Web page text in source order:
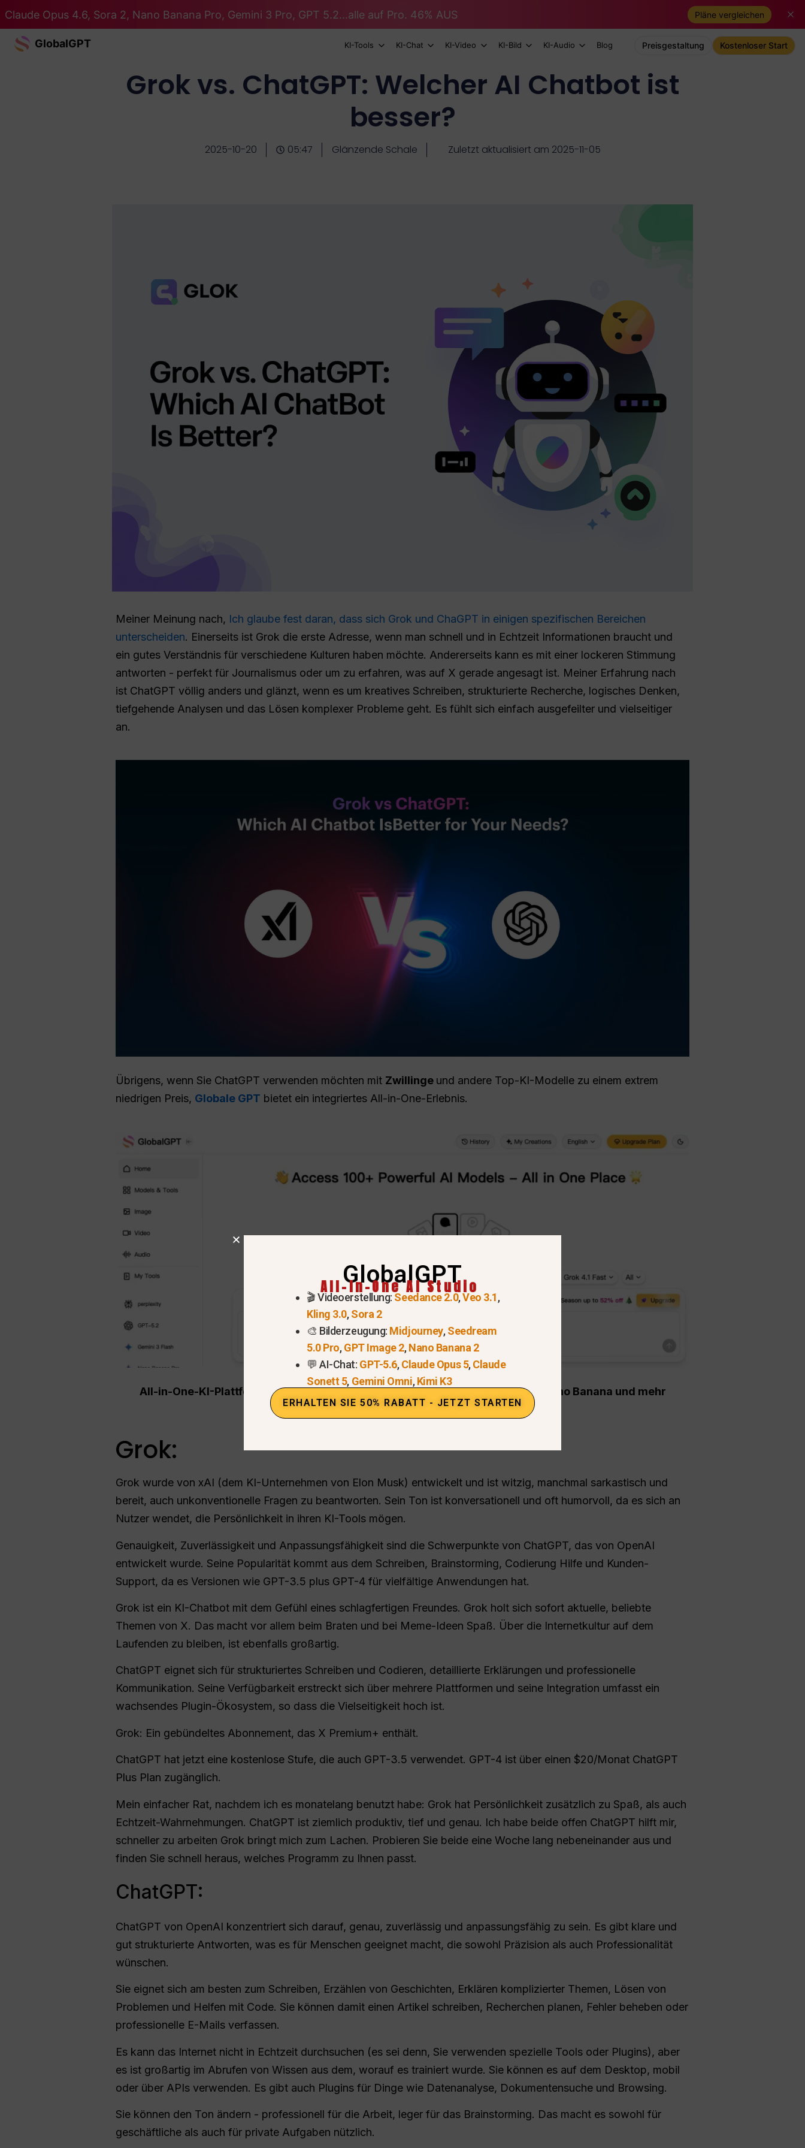
Claude Opus 4.6, Sora 2, Nano Banana Pro, Gemini 3 Pro, GPT 5.2...alle auf Pro. 46% AUS Pläne vergleichen
GlobalGPT KI-Tools KI-Chat KI-Video KI-Bild KI-Audio Blog Preisgestaltung Kostenloser Start
Grok vs. ChatGPT: Welcher AI Chatbot ist
besser?
2025-10-20 05:47 Glänzende Schale Zuletzt aktualisiert am 2025-11-05
Meiner Meinung nach, Ich glaube fest daran, dass sich Grok und ChaGPT in einigen spezifischen Bereichen
unterscheiden. Einerseits ist Grok die erste Adresse, wenn man schnell und in Echtzeit Informationen braucht und
ein gutes Verständnis für verschiedene Kulturen haben möchte. Andererseits kann es mit einer lockeren Stimmung
antworten - perfekt für Journalismus oder um zu erfahren, was auf X gerade angesagt ist. Meiner Erfahrung nach
ist ChatGPT völlig anders und glänzt, wenn es um kreatives Schreiben, strukturierte Recherche, logisches Denken,
tiefgehende Analysen und das Lösen komplexer Probleme geht. Es fühlt sich einfach ausgefeilter und vielseitiger
an.
Übrigens, wenn Sie ChatGPT verwenden möchten mit Zwillinge und andere Top-KI-Modelle zu einem extrem
niedrigen Preis, Globale GPT bietet ein integriertes All-in-One-Erlebnis.
All-in-One-KI-Plattform für Schreiben, Bild- und Videoerstellung mit GPT-5, Nano Banana und mehr
Testen Sie 100+ AI-Modelle auf Global GPT
Grok:
Grok wurde von xAI (dem KI-Unternehmen von Elon Musk) entwickelt und ist witzig, manchmal sarkastisch und
bereit, auch unkonventionelle Fragen zu beantworten. Sein Ton ist konversationell und oft humorvoll, da es sich an
Nutzer wendet, die Persönlichkeit in ihren KI-Tools mögen.
Genauigkeit, Zuverlässigkeit und Anpassungsfähigkeit sind die Schwerpunkte von ChatGPT, das von OpenAI
entwickelt wurde. Seine Popularität kommt aus dem Schreiben, Brainstorming, Codierung Hilfe und Kunden-
Support, da es Versionen wie GPT-3.5 plus GPT-4 für vielfältige Anwendungen hat.
Grok ist ein KI-Chatbot mit dem Gefühl eines schlagfertigen Freundes. Grok holt sich sofort aktuelle, beliebte
Themen von X. Das macht vor allem beim Braten und bei Meme-Ideen Spaß. Über die Internetkultur auf dem
Laufenden zu bleiben, ist ebenfalls großartig.
ChatGPT eignet sich für strukturiertes Schreiben und Codieren, detaillierte Erklärungen und professionelle
Kommunikation. Seine Verfügbarkeit erstreckt sich über mehrere Plattformen und seine Integration umfasst ein
wachsendes Plugin-Ökosystem, so dass die Vielseitigkeit hoch ist.
Grok: Ein gebündeltes Abonnement, das X Premium+ enthält.
ChatGPT hat jetzt eine kostenlose Stufe, die auch GPT-3.5 verwendet. GPT-4 ist über einen $20/Monat ChatGPT
Plus Plan zugänglich.
Mein einfacher Rat, nachdem ich es monatelang benutzt habe: Grok hat Persönlichkeit zusätzlich zu Spaß, als auch
Echtzeit-Wahrnehmungen. ChatGPT ist ziemlich produktiv, tief und genau. Ich habe beide offen ChatGPT hilft mir,
schneller zu arbeiten Grok bringt mich zum Lachen. Probieren Sie beide eine Woche lang nebeneinander aus und
finden Sie schnell heraus, welches Programm zu Ihnen passt.
ChatGPT:
ChatGPT von OpenAI konzentriert sich darauf, genau, zuverlässig und anpassungsfähig zu sein. Es gibt klare und
gut strukturierte Antworten, was es für Menschen geeignet macht, die sowohl Präzision als auch Professionalität
wünschen.
Sie eignet sich am besten zum Schreiben, Erzählen von Geschichten, Erklären komplizierter Themen, Lösen von
Problemen und Helfen mit Code. Sie können damit einen Artikel schreiben, Recherchen planen, Fehler beheben oder
professionelle E-Mails verfassen.
Es kann das Internet nicht in Echtzeit durchsuchen (es sei denn, Sie verwenden spezielle Tools oder Plugins), aber
es ist großartig im Abrufen von Wissen aus dem, worauf es trainiert wurde. Sie können es auf dem Desktop, mobil
oder über APIs verwenden. Es gibt auch Plugins für Dinge wie Datenanalyse, Dokumentensuche und Browsing.
Sie können den Ton ändern - professionell für die Arbeit, leger für das Brainstorming. Das macht es sowohl für
geschäftliche als auch für private Aufgaben nützlich.
GlobalGPT
All-In-One AI Studio
🎬 Videoerstellung: Seedance 2.0,Veo 3.1,
Kling 3.0,Sora 2
🎨 Bilderzeugung: Midjourney,Seedream
5.0 Pro,GPT Image 2,Nano Banana 2
💬 AI-Chat: GPT-5.6,Claude Opus 5,Claude
Sonett 5, Gemini Omni,Kimi K3
ERHALTEN SIE 50% RABATT - JETZT STARTEN